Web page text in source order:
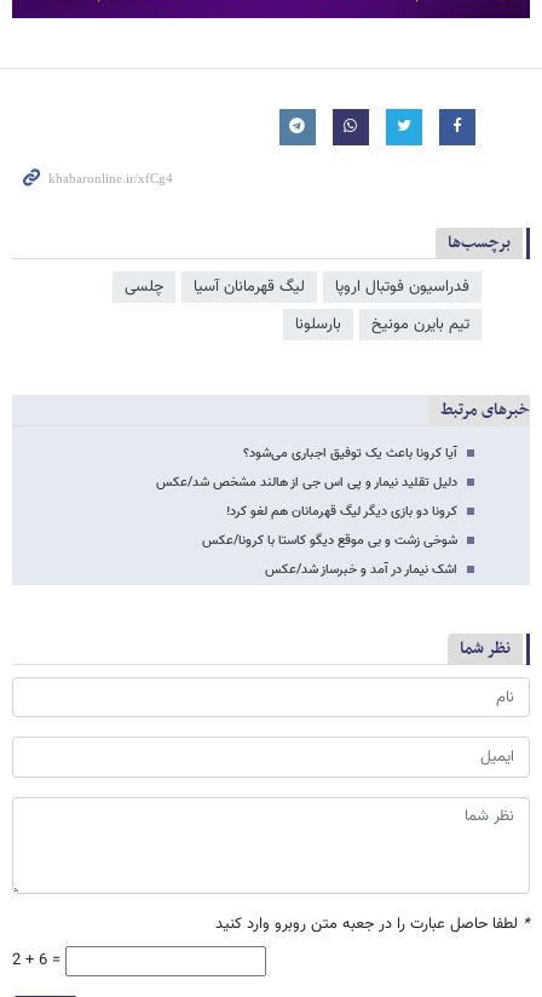
برچسب‌ها
فدراسیون فوتبال اروپا لیگ قهرمانان آسیا
چلسی
تیم بایرن مونیخ
بارسلونا
خبرهای مرتبط
آیا کرونا باعث یک توفیق اجباری می‌شود؟
دلیل تقلید نیمار و پی اس جی از هالند مشخص شد/عکس
کرونا دو بازی دیگر لیگ قهرمانان هم لغو کرد!
شوخی زشت و بی موقع دیگو کاستا با کرونا/عکس
اشک نیمار در آمد و خبرساز شد/عکس
نظر شما
* لطفا حاصل عبارت را در جعبه متن روبرو وارد کنید
2 + 6 =